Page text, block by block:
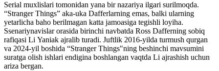
Serial muxlislari tomonidan yana bir nazariya ilgari surilmoqda.
“Stranger Things” aka-uka Dafferlarning emas, balki ularning
yetarlicha baho berilmagan katta jamoasiga tegishli loyiha.
Ssenariynavislar orasida birinchi navbatda Ross Dafferning sobiq
rafiqasi Li Yaniak ajralib turadi. Juftlik 2016-yilda turmush qurgan
va 2024-yil boshida “Stranger Things"ning beshinchi mavsumini
suratga olish ishlari endigina boshlangan vaqtda Li ajrashish uchun
ariza bergan.